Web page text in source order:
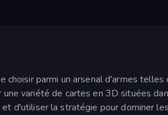
parmi un arsenal d'armes
variété de cartes en 3D situées
d'utiliser la stratégie pour dominer